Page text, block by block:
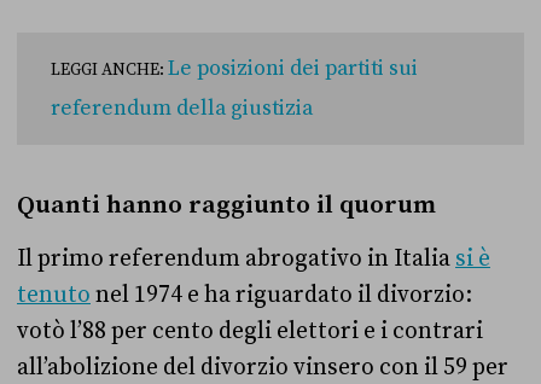
LEGGI ANCHE: Le posizioni dei partiti sui
referendum della giustizia
Quanti hanno raggiunto il quorum
Il primo referendum abrogativo in Italia si è
tenuto nel 1974 e ha riguardato il divorzio:
votò l’88 per cento degli elettori e i contrari
all’abolizione del divorzio vinsero con il 59 per